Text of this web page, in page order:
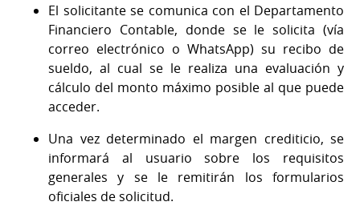
El solicitante se comunica con el Departamento
Financiero Contable, donde se le solicita (vía
correo electrónico o WhatsApp) su recibo de
sueldo, al cual se le realiza una evaluación y
cálculo del monto máximo posible al que puede
acceder.
Una vez determinado el margen crediticio, se
informará al usuario sobre los requisitos
generales y se le remitirán los formularios
oficiales de solicitud.